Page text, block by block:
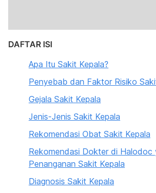
DAFTAR ISI
Apa Itu Sakit Kepala?
Penyebab dan Faktor Risiko
Gejala Sakit Kepala
Jenis-Jenis Sakit Kepala
Rekomendasi Obat Sakit Kepala
Rekomendasi Dokter di Halodoc
Penanganan Sakit Kepala
Diagnosis Sakit Kepala